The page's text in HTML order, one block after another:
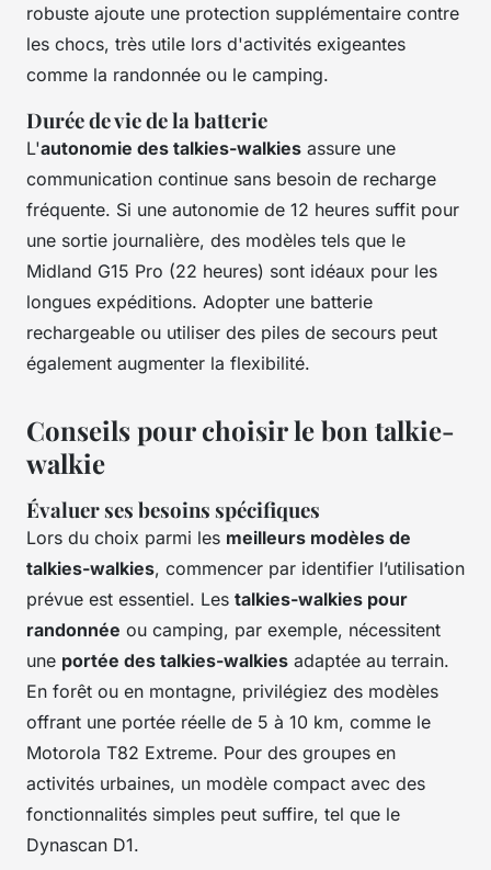
robuste ajoute une protection supplémentaire contre
les chocs, très utile lors d'activités exigeantes
comme la randonnée ou le camping.
Durée de vie de la batterie
L'autonomie des talkies-walkies assure une
communication continue sans besoin de recharge
fréquente. Si une autonomie de 12 heures suffit pour
une sortie journalière, des modèles tels que le
Midland G15 Pro (22 heures) sont idéaux pour les
longues expéditions. Adopter une batterie
rechargeable ou utiliser des piles de secours peut
également augmenter la flexibilité.
Conseils pour choisir le bon talkie-
walkie
Évaluer ses besoins spécifiques
Lors du choix parmi les meilleurs modèles de
talkies-walkies, commencer par identifier l’utilisation
prévue est essentiel. Les talkies-walkies pour
randonnée ou camping, par exemple, nécessitent
une portée des talkies-walkies adaptée au terrain.
En forêt ou en montagne, privilégiez des modèles
offrant une portée réelle de 5 à 10 km, comme le
Motorola T82 Extreme. Pour des groupes en
activités urbaines, un modèle compact avec des
fonctionnalités simples peut suffire, tel que le
Dynascan D1.